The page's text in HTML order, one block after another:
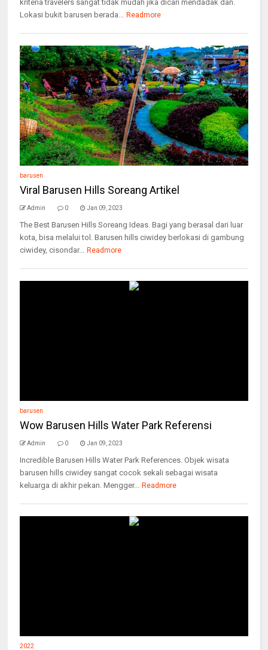
kriteria travelers sangat tidak mudah jika dicari mendadak dan.
Lokasi bukit barusen berada... Readmore
barusen
Viral Barusen Hills Soreang Artikel
Admin 0 Jan 09, 2023
The Best Barusen Hills Soreang Ideas. Bagi yang berasal dari luar
kota, bisa melalui tol. Barusen hills ciwidey berlokasi di gambung
ciwidey, cisondar... Readmore
barusen
Wow Barusen Hills Water Park Referensi
Admin 0 Jan 09, 2023
Incredible Barusen Hills Water Park References. Objek wisata
barusen hills ciwidey sangat cocok sekali sebagai wisata
keluarga di akhir pekan. Mengger... Readmore
2022